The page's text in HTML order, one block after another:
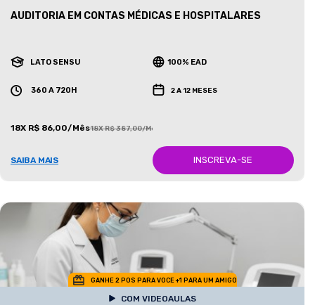
AUDITORIA EM CONTAS MÉDICAS E HOSPITALARES
LATO SENSU 100% EAD
360 A 720H 2 A 12 MESES
18X R$ 86,00/Mês18X R$ 387,00/Mês
SAIBA MAIS INSCREVA-SE
GANHE 2 POS PARA VOCE +1 PARA UM AMIGO
COM VIDEOAULAS